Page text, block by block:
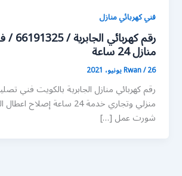
فني كهربائي منازل
رقم
منازل 24 ساعة
Rwan/26 يونيو، 2021
رقم كهربائي منازل الجابرية بالكويت فني
منزلي وتجاري خدمة 24 ساعة
شورت عمل […]